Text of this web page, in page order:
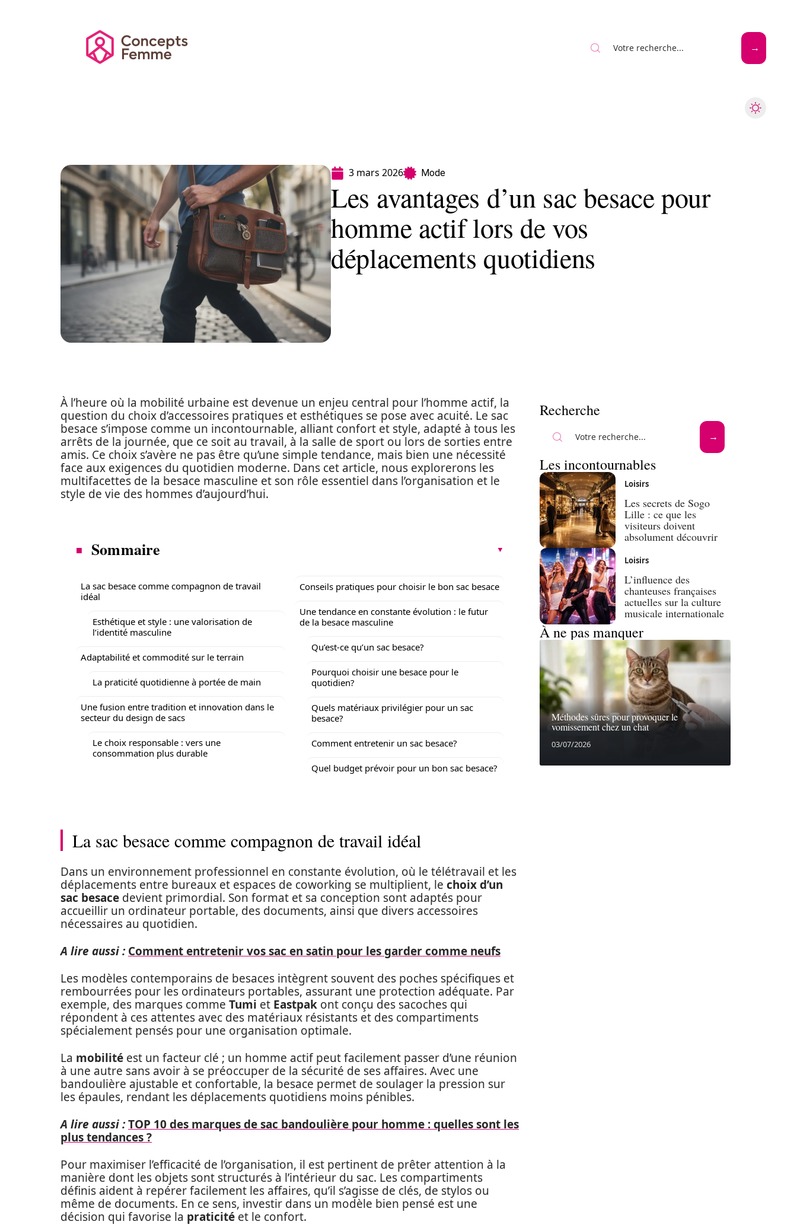
3 mars 2026 Mode
Les avantages d’un sac besace pour
homme actif lors de vos
déplacements quotidiens
À l’heure où la mobilité urbaine est devenue un enjeu central pour l’homme actif, la
question du choix d’accessoires pratiques et esthétiques se pose avec acuité. Le sac
besace s’impose comme un incontournable, alliant confort et style, adapté à tous les
arrêts de la journée, que ce soit au travail, à la salle de sport ou lors de sorties entre
amis. Ce choix s’avère ne pas être qu’une simple tendance, mais bien une nécessité
face aux exigences du quotidien moderne. Dans cet article, nous explorerons les
multifacettes de la besace masculine et son rôle essentiel dans l’organisation et le
style de vie des hommes d’aujourd’hui.
Sommaire
La sac besace comme compagnon de travail
idéal
Esthétique et style : une valorisation de
l’identité masculine
Adaptabilité et commodité sur le terrain
La praticité quotidienne à portée de main
Une fusion entre tradition et innovation dans le
secteur du design de sacs
Le choix responsable : vers une
consommation plus durable
Conseils pratiques pour choisir le bon sac besace
Une tendance en constante évolution : le futur
de la besace masculine
Qu’est-ce qu’un sac besace?
Pourquoi choisir une besace pour le
quotidien?
Quels matériaux privilégier pour un sac
besace?
Comment entretenir un sac besace?
Quel budget prévoir pour un bon sac besace?
La sac besace comme compagnon de travail idéal
Dans un environnement professionnel en constante évolution, où le télétravail et les
déplacements entre bureaux et espaces de coworking se multiplient, le choix d’un
sac besace devient primordial. Son format et sa conception sont adaptés pour
accueillir un ordinateur portable, des documents, ainsi que divers accessoires
nécessaires au quotidien.
A lire aussi : Comment entretenir vos sac en satin pour les garder comme neufs
Les modèles contemporains de besaces intègrent souvent des poches spécifiques et
rembourrées pour les ordinateurs portables, assurant une protection adéquate. Par
exemple, des marques comme Tumi et Eastpak ont conçu des sacoches qui
répondent à ces attentes avec des matériaux résistants et des compartiments
spécialement pensés pour une organisation optimale.
La mobilité est un facteur clé ; un homme actif peut facilement passer d’une réunion
à une autre sans avoir à se préoccuper de la sécurité de ses affaires. Avec une
bandoulière ajustable et confortable, la besace permet de soulager la pression sur
les épaules, rendant les déplacements quotidiens moins pénibles.
A lire aussi :TOP 10 des marques de sac bandoulière pour homme : quelles sont les
plus tendances ?
Pour maximiser l’efficacité de l’organisation, il est pertinent de prêter attention à la
manière dont les objets sont structurés à l’intérieur du sac. Les compartiments
définis aident à repérer facilement les affaires, qu’il s’agisse de clés, de stylos ou
même de documents. En ce sens, investir dans un modèle bien pensé est une
décision qui favorise la praticité et le confort.
Recherche
Les incontournables
Loisirs
Les secrets de Sogo
Lille : ce que les
visiteurs doivent
absolument découvrir
Loisirs
L’influence des
chanteuses françaises
actuelles sur la culture
musicale internationale
À ne pas manquer
Méthodes sûres pour provoquer le
vomissement chez un chat
03/07/2026